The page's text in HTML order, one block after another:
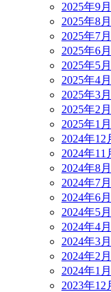
2025年9月
2025年8月
2025年7月
2025年6月
2025年5月
2025年4月
2025年3月
2025年2月
2025年1月
2024年12
2024年11
2024年8月
2024年7月
2024年6月
2024年5月
2024年4月
2024年3月
2024年2月
2024年1月
2023年12